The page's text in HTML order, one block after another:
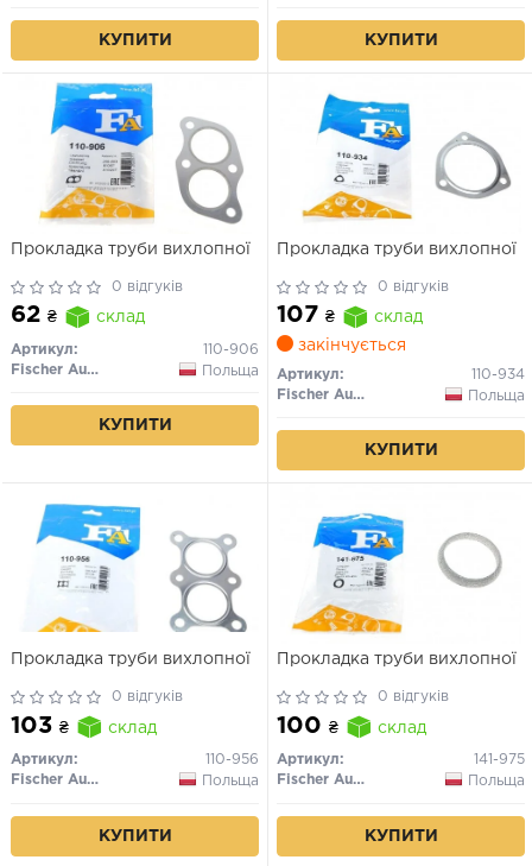
КУПИТИ КУПИТИ
Прокладка труби вихлопної
0 відгуків
62 ₴ склад
Артикул:
110-906
Fischer Automotive One (FA1)
Польща
КУПИТИ
Прокладка труби вихлопної
0 відгуків
107 ₴
склад
закінчується
Артикул:
110-934
Fischer Automotive One (FA1)
Польща
КУПИТИ
Прокладка труби вихлопної
0 відгуків
103 ₴ склад
Артикул:
110-956
Fischer Automotive One (FA1)
Польща
КУПИТИ
Прокладка труби вихлопної
0 відгуків
100 ₴ склад
Артикул:
141-975
Fischer Automotive One (FA1)
Польща
КУПИТИ